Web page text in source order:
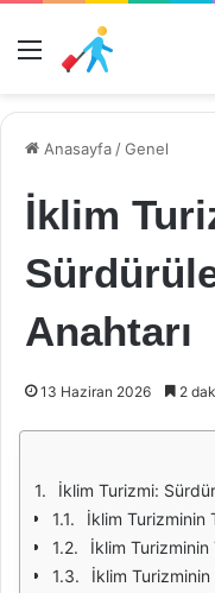
Menü
Anasayfa /Genel
İklim
Anahtarı
13 Haziran 2026 2
İklim Turizmi:
İklim Turizminin
İklim Turizminin
İklim Turizminin